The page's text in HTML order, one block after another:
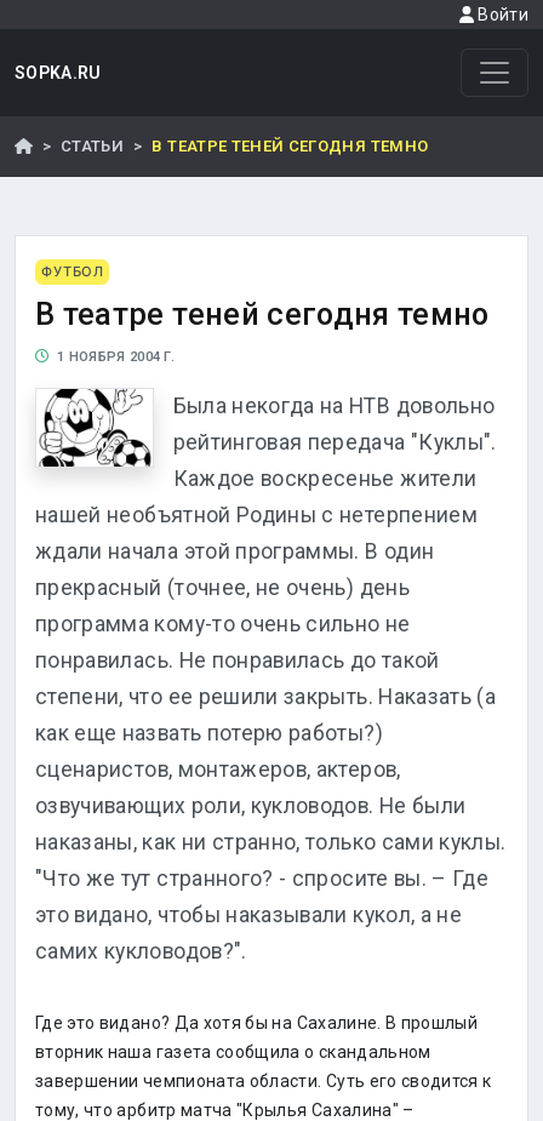
Войти
SOPKA.RU
СТАТЬИ В ТЕАТРЕ ТЕНЕЙ СЕГОДНЯ ТЕМНО
ФУТБОЛ
В театре теней сегодня темно
1 НОЯБРЯ 2004 Г.
Была некогда на НТВ довольно
рейтинговая передача "Куклы".
Каждое воскресенье жители
нашей необъятной Родины с нетерпением
ждали начала этой программы. В один
прекрасный (точнее, не очень) день
программа кому-то очень сильно не
понравилась. Не понравилась до такой
степени, что ее решили закрыть. Наказать (а
как еще назвать потерю работы?)
сценаристов, монтажеров, актеров,
озвучивающих роли, кукловодов. Не были
наказаны, как ни странно, только сами куклы.
"Что же тут странного? - спросите вы. – Где
это видано, чтобы наказывали кукол, а не
самих кукловодов?".
Где это видано? Да хотя бы на Сахалине. В прошлый
вторник наша газета сообщила о скандальном
завершении чемпионата области. Суть его сводится к
тому, что арбитр матча "Крылья Сахалина" –